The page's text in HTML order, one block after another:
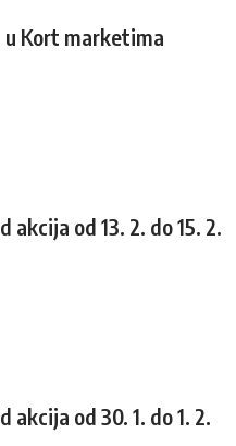
u Kort marketima
akcija od 13. 2. do 15. 2.
akcija od 30. 1. do 1. 2.